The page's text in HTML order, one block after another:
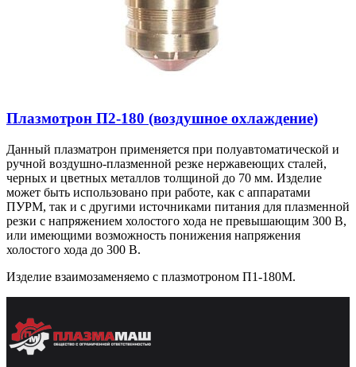
Плазмотрон П2-180 (воздушное охлаждение)
Данный плазматрон применяется при полуавтоматической и
ручной воздушно-плазменной резке нержавеющих сталей,
черных и цветных металлов толщиной до 70 мм. Изделие
может быть использовано при работе, как с аппаратами
ПУРМ, так и с другими источниками питания для плазменной
резки с напряжением холостого хода не превышающим 300 В,
или имеющими возможность понижения напряжения
холостого хода до 300 В.
Изделие взаимозаменяемо с плазмотроном П1-180М.